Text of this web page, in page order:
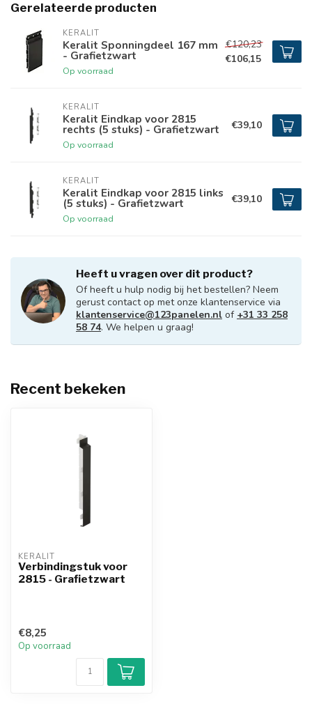
Gerelateerde producten
KERALIT
Keralit Sponningdeel 167 mm
- Grafietzwart
Op voorraad
€120,23
€106,15
KERALIT
Keralit Eindkap voor 2815
rechts (5 stuks) - Grafietzwart
Op voorraad
€39,10
KERALIT
Keralit Eindkap voor 2815 links
(5 stuks) - Grafietzwart
Op voorraad
€39,10
Heeft u vragen over dit product?
Of heeft u hulp nodig bij het bestellen? Neem
gerust contact op met onze klantenservice via
klantenservice@123panelen.nl of +31 33 258
58 74. We helpen u graag!
Recent bekeken
KERALIT
Verbindingstuk voor
2815 - Grafietzwart
€8,25
Op voorraad